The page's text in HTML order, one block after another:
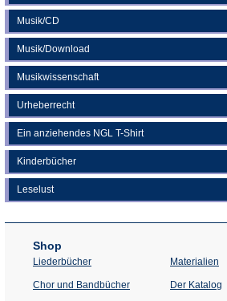
Musik/CD
Musik/Download
Musikwissenschaft
Urheberrecht
Ein anziehendes NGL T-Shirt
Kinderbücher
Leselust
Shop
Liederbücher
Chor und Bandbücher
Materialien
Der Katalog